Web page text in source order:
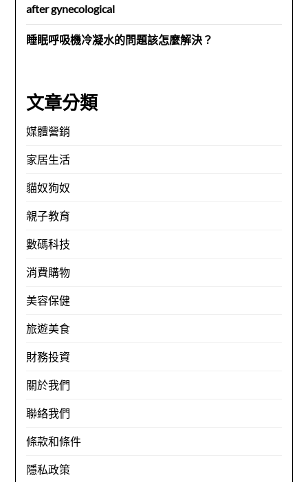
after gynecological
睡眠呼吸機冷凝水的問題該怎麼解決？
文章分類
媒體營銷
家居生活
貓奴狗奴
親子教育
數碼科技
消費購物
美容保健
旅遊美食
財務投資
關於我們
聯絡我們
條款和條件
隱私政策